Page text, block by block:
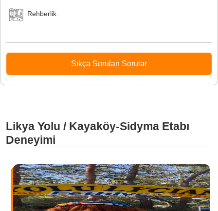
Rehberlik
Sıkça Sorulan Sorular
Likya Yolu / Kayaköy-Sidyma Etabı
Deneyimi